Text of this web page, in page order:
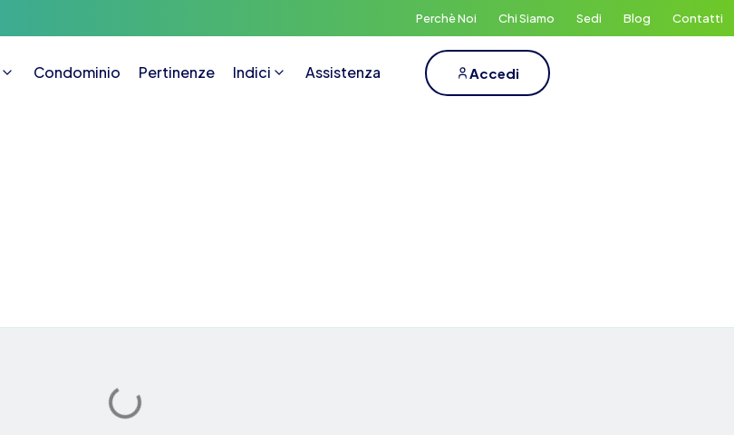
Perchè Noi Chi Siamo Sedi Blog Contatti
Condominio Pertinenze Indici Assistenza Accedi